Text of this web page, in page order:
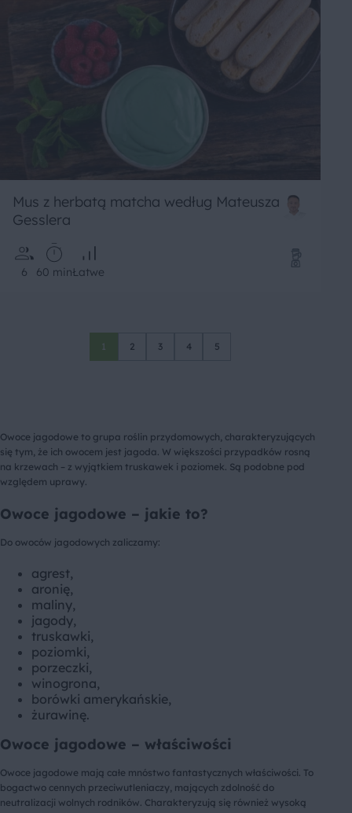
Mus z herbatą matcha według Mateusza
Gesslera
6 60 minŁatwe
1 2 3 4 5
Owoce jagodowe to grupa roślin przydomowych, charakteryzujących
się tym, że ich owocem jest jagoda. W większości przypadków rosną
na krzewach – z wyjątkiem truskawek i poziomek. Są podobne pod
względem uprawy.
Owoce jagodowe – jakie to?
Do owoców jagodowych zaliczamy:
agrest,
aronię,
maliny,
jagody,
truskawki,
poziomki,
porzeczki,
winogrona,
borówki amerykańskie,
żurawinę.
Owoce jagodowe – właściwości
Owoce jagodowe mają całe mnóstwo fantastycznych właściwości. To
bogactwo cennych przeciwutleniaczy, mających zdolność do
neutralizacji wolnych rodników. Charakteryzują się również wysoką